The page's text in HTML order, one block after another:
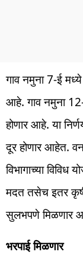
गाव नमुना 7-ई
आहे. गाव नमुना
होणार आहे. या
दूर होणार आहेत.
विभागाच्या
मदत तसेच इतर
सुलभपणे मिळणार
भरपाई मिळणार